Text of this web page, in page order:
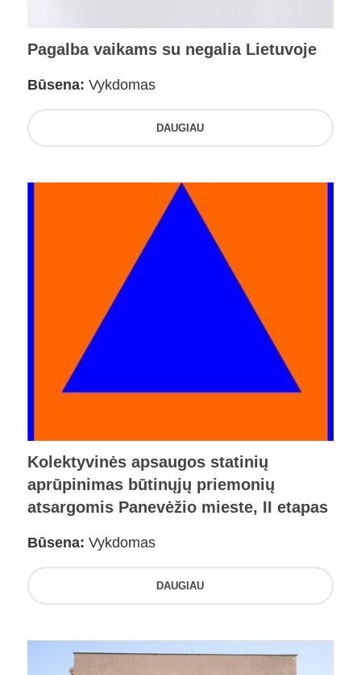
Pagalba vaikams su negalia Lietuvoje
Būsena: Vykdomas
DAUGIAU
Kolektyvinės apsaugos statinių
aprūpinimas būtinųjų priemonių
atsargomis Panevėžio mieste, II etapas
Būsena: Vykdomas
DAUGIAU